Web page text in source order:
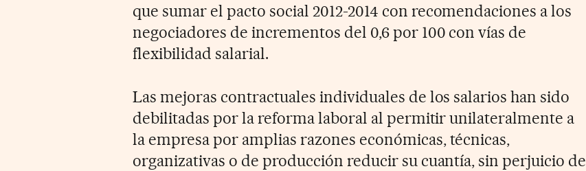
que sumar el pacto social 2012-2014 con recomendaciones a los
negociadores de incrementos del 0,6 por 100 con vías de
flexibilidad salarial.
Las mejoras contractuales individuales de los salarios han sido
debilitadas por la reforma laboral al permitir unilateralmente a
la empresa por amplias razones económicas, técnicas,
organizativas o de producción reducir su cuantía, sin perjuicio de